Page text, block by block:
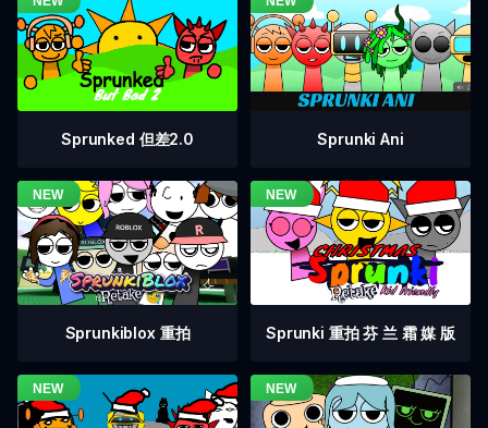
Sprunked 但差2.0 Sprunki Ani
Sprunkiblox 重拍 Sprunki 重拍 芬 兰 霜 媒 版